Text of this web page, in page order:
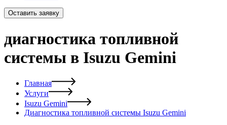
Оставить заявку
диагностика топливной
системы в Isuzu Gemini
Главная
Услуги
Isuzu Gemini
Диагностика топливной системы Isuzu Gemini